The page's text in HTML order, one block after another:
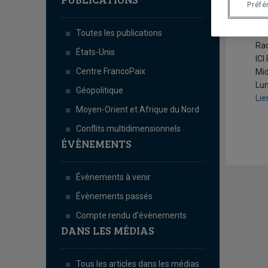
Toutes les publications
États-Unis
Centre FrancoPaix
Géopolitique
Moyen-Orient et Afrique du Nord
Conflits multidimensionnels
ÉVÈNEMENTS
Évènements à venir
Évènements passés
Compte rendu d'évènements
DANS LES MÉDIAS
Tous les articles dans les médias